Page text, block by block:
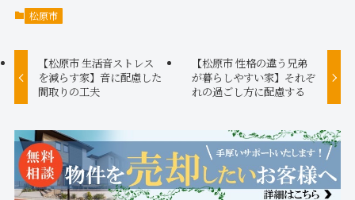
松原市
【松原市 生活音ストレス
を減らす家】音に配慮した
間取りの工夫
【松原市 性格の違う兄弟
が暮らしやすい家】それぞ
れの過ごし方に配慮する